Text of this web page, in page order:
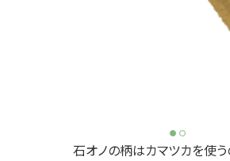
石オノの柄はカマツカを使う